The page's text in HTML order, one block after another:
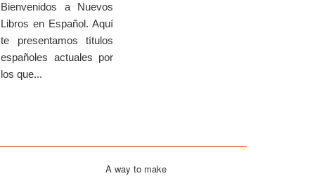
Bienvenidos a Nuevos
Libros en Español. Aquí
te presentamos títulos
españoles actuales por
los que...
A way to make